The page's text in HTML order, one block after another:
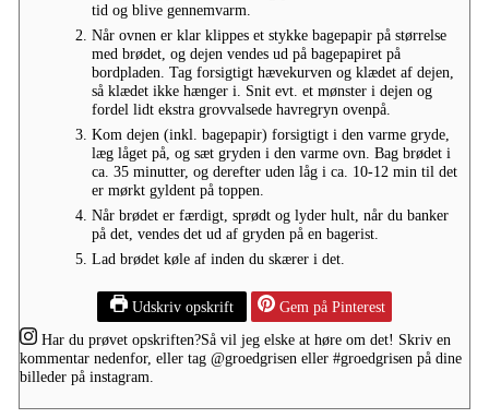
tid og blive gennemvarm.
Når ovnen er klar klippes et stykke bagepapir på størrelse
med brødet, og dejen vendes ud på bagepapiret på
bordpladen. Tag forsigtigt hævekurven og klædet af dejen,
så klædet ikke hænger i. Snit evt. et mønster i dejen og
fordel lidt ekstra grovvalsede havregryn ovenpå.
Kom dejen (inkl. bagepapir) forsigtigt i den varme gryde,
læg låget på, og sæt gryden i den varme ovn. Bag brødet i
ca. 35 minutter, og derefter uden låg i ca. 10-12 min til det
er mørkt gyldent på toppen.
Når brødet er færdigt, sprødt og lyder hult, når du banker
på det, vendes det ud af gryden på en bagerist.
Lad brødet køle af inden du skærer i det.
Udskriv opskrift
Gem på Pinterest
Har du prøvet opskriften?Så vil jeg elske at høre om det! Skriv en
kommentar nedenfor, eller tag @groedgrisen eller #groedgrisen på dine
billeder på instagram.